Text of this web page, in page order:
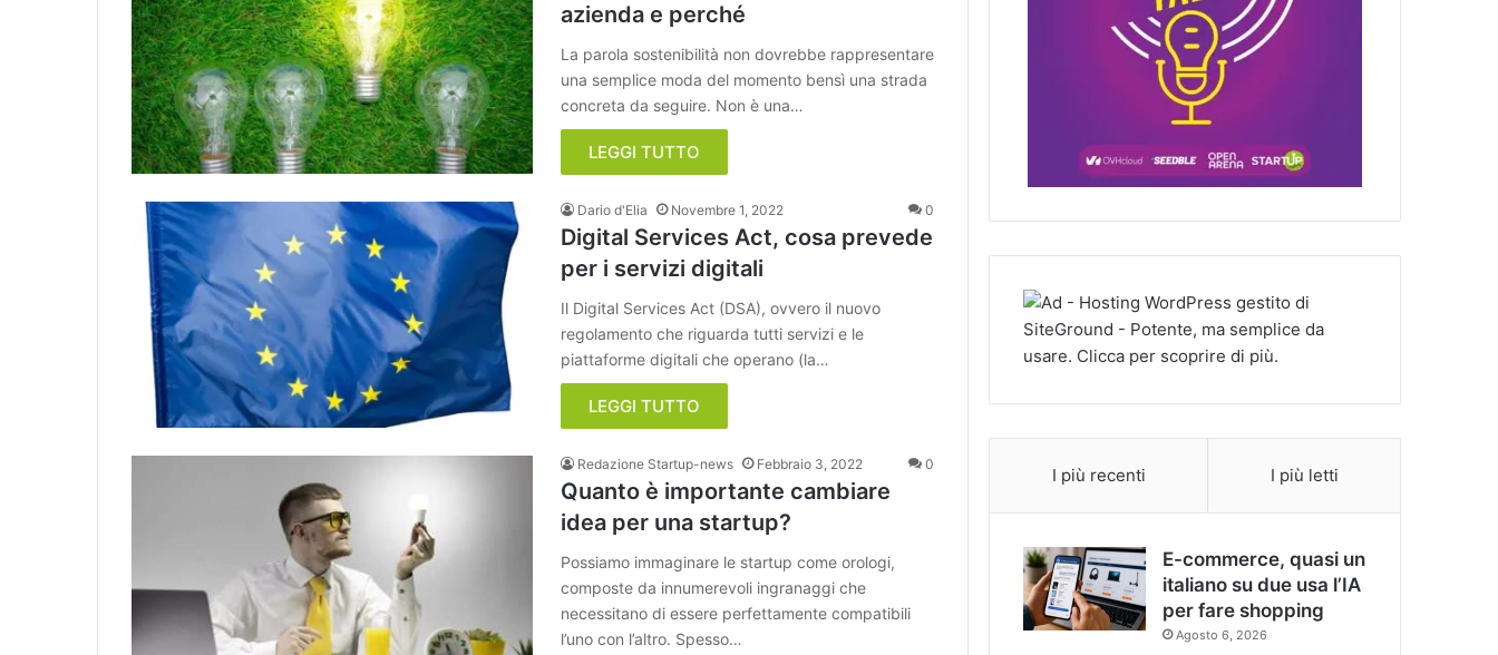
azienda e perché
La parola sostenibilità non dovrebbe rappresentare
una semplice moda del momento bensì una strada
concreta da seguire. Non è una…
LEGGI TUTTO
Dario d'Elia Novembre 1, 2022 0
Digital Services Act, cosa prevede
per i servizi digitali
Il Digital Services Act (DSA), ovvero il nuovo
regolamento che riguarda tutti servizi e le
piattaforme digitali che operano (la…
LEGGI TUTTO
Redazione Startup-news Febbraio 3, 2022 0
Quanto è importante cambiare
idea per una startup?
Possiamo immaginare le startup come orologi,
composte da innumerevoli ingranaggi che
necessitano di essere perfettamente compatibili
l’uno con l’altro. Spesso…
I più recenti I più letti
E-commerce, quasi un
italiano su due usa l’IA
per fare shopping
Agosto 6, 2026